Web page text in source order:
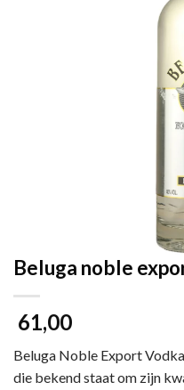
Beluga noble
61,00
Beluga Noble Export
die bekend staat om zijn